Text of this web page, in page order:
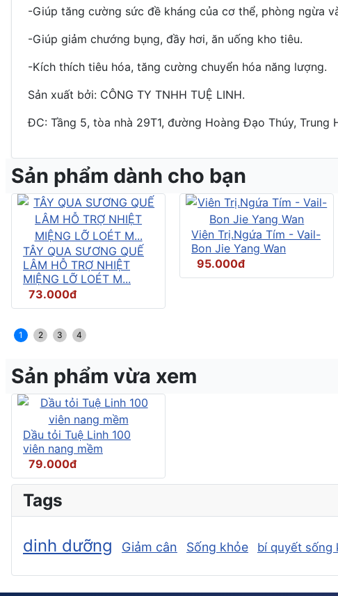
-Giúp tăng cường sức đề kháng của cơ thể, phòng ngừa
-Giúp giảm chướng bụng, đầy hơi, ăn uống kho tiêu.
-Kích thích tiêu hóa, tăng cường chuyển hóa năng lượng.
Sản xuất bởi: CÔNG TY TNHH TUỆ LINH.
ĐC: Tầng 5, tòa nhà 29T1, đường Hoàng Đạo Thúy, Trung
Sản phẩm dành cho bạn
TÂY QUA SƯƠNG QUẾ
LÂM HỖ TRỢ NHIỆT
MIỆNG LỠ LOÉT M...
73.000đ
Viên Trị.Ngứa Tím - Vail-
Bon Jie Yang Wan
95.000đ
1 2 3 4
Sản phẩm vừa xem
Dầu tỏi Tuệ Linh 100
viên nang mềm
79.000đ
Tags
dinh dưỡng Giảm cân Sống khỏe bí quyết sống